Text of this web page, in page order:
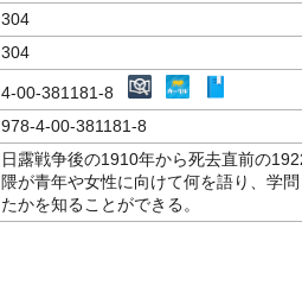
304
304
4-00-381181-8
978-4-00-381181-8
日露戦争後の1910年から死去直前の
隈が青年や女性に向けて何を語り、学
たかを知ることができる。